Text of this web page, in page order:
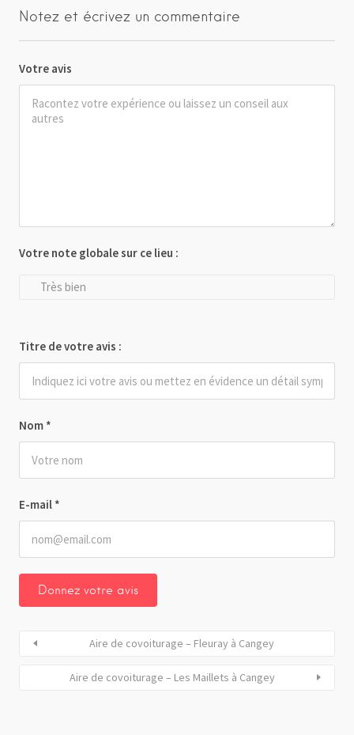
Notez et écrivez un commentaire
Votre avis
Nom *
E-mail *
Votre note globale sur ce lieu :
Très bien
Titre de votre avis :
Aire de covoiturage – Fleuray à Cangey
Aire de covoiturage – Les Maillets à Cangey